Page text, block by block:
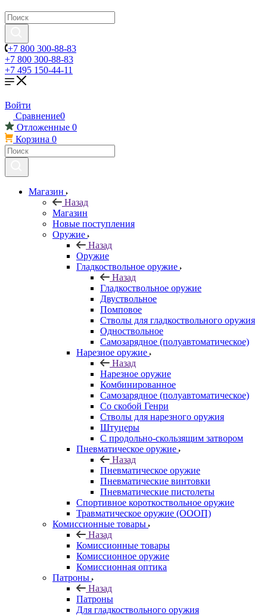
+7 800 300-88-83
+7 800 300-88-83
+7 495 150-44-11
Войти
Сравнение0
Отложенные 0
Корзина 0
Магазин
Назад
Магазин
Новые поступления
Оружие
Назад
Оружие
Гладкоствольное оружие
Назад
Гладкоствольное оружие
Двуствольное
Помповое
Стволы для гладкоствольного оружия
Одноствольное
Самозарядное (полуавтоматическое)
Нарезное оружие
Назад
Нарезное оружие
Комбинированное
Самозарядное (полуавтоматическое)
Со скобой Генри
Стволы для нарезного оружия
Штуцеры
С продольно-скользящим затвором
Пневматическое оружие
Назад
Пневматическое оружие
Пневматические винтовки
Пневматические пистолеты
Спортивное короткоствольное оружие
Травматическое оружие (ОООП)
Комиссионные товары
Назад
Комиссионные товары
Комиссионное оружие
Комиссионная оптика
Патроны
Назад
Патроны
Для гладкоствольного оружия